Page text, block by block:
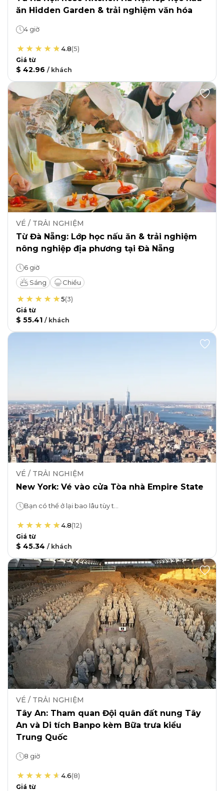
ăn Hidden Garden & trải nghiệm văn hóa
4 giờ
4.8(5)
Giá từ
$ 42.96 / khách
VÉ / TRẢI NGHIỆM
Từ Đà Nẵng: Lớp học nấu ăn & trải nghiệm
nông nghiệp địa phương tại Đà Nẵng
6 giờ
Sáng
Chiều
5(3)
Giá từ
$ 55.41 / khách
VÉ / TRẢI NGHIỆM
New York: Vé vào cửa Tòa nhà Empire State
4.8(12)
Giá từ
$ 45.34 / khách
VÉ / TRẢI NGHIỆM
Tây An: Tham quan Đội quân đất nung Tây
An và Di tích Banpo kèm Bữa trưa kiểu
Trung Quốc
8 giờ
4.6(8)
Giá từ